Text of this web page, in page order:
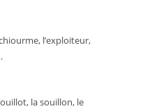
l’exploiteur,
la souillon, le